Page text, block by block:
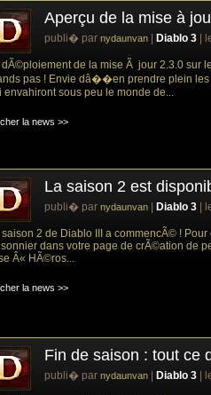
Aperçu de la mise à
publi� par nydaunvan Diablo 3 |
dÃ©ploiement de la mise Ã jour 2.3.0 sur
pas ! Envie dâ��en prendre plein
envahiront sous peu le monde de...
la news >>
La saison 2 est
publi� par nydaunvan Diablo 3 |
saison 2 de Diablo III a commencÃ© !
dans votre page de crÃ©ation de
Â« HÃ©ros...
la news >>
Fin de saison : tout ce
publi� par nydaunvan Diablo 3 |